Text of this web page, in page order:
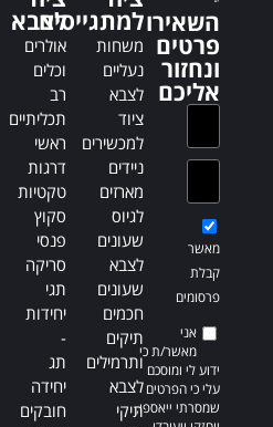
t
i
v
e
השאירו
פרטים
ונחזור
אליכם
מאשר
קבלת
פרסומים
אני
מאשר/ת כי
ידוע לי ומוסכם
עלי כי הפרטים
שמסרתי ייאספו,
למתגייסים
משחות
נעליים
לצבא
ציוד
למכשירים
ניידים
מארזים
לגיוס
שעונים
לצבא
שעונים
חכמים
תיקים
ותרמילים
לצבא
תיקי
לצבא
אולרים
וכלים
רב
תכליתיים
ראשי
דרגות
טקטיות
סקוץ
פנסי
סריקה
תגי
יחידות
-
תג
יחידה
חובקים